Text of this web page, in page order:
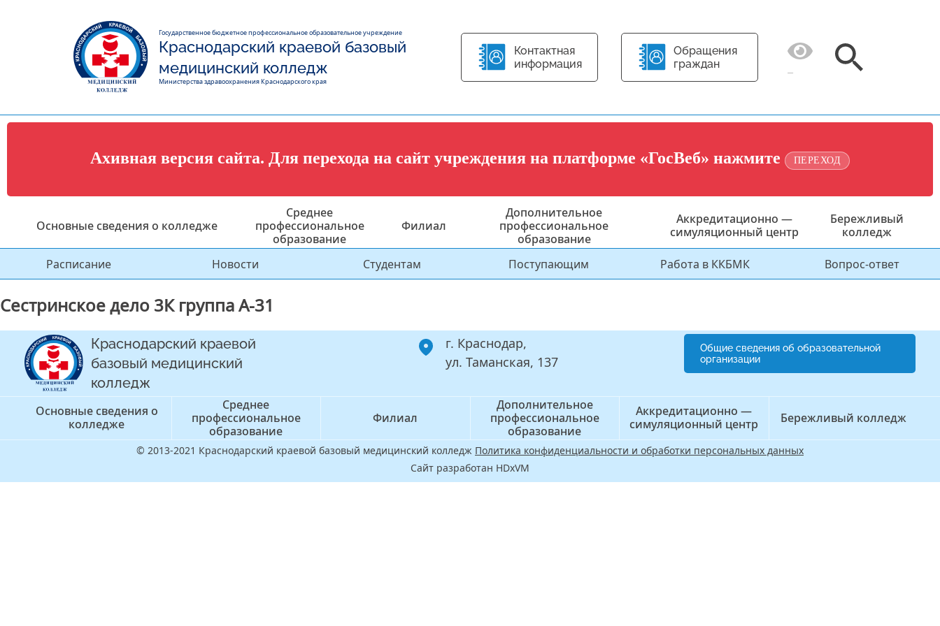
Государственное бюджетное профессиональное образовательное учреждение
Краснодарский краевой базовый
медицинский колледж
Министерства здравоохранения Краснодарского края
Контактная
информация
Обращения
граждан
Ахивная версия сайта. Для перехода на сайт учреждения на платформе «ГосВеб» нажмите ПЕРЕХОД
Основные сведения о колледже
Среднее
профессиональное
образование
Филиал
Дополнительное
профессиональное
образование
Аккредитационно —
симуляционный центр
Бережливый
колледж
Расписание Новости Студентам Поступающим Работа в ККБМК Вопрос-ответ
Сестринское дело 3К группа А-31
Краснодарский краевой
базовый медицинский
колледж
г. Краснодар,
ул. Таманская, 137
Общие сведения об образовательной
организации
Основные сведения о
колледже
Среднее
профессиональное
образование
Филиал
Дополнительное
профессиональное
образование
Аккредитационно —
симуляционный центр
Бережливый колледж
© 2013-2021 Краснодарский краевой базовый медицинский колледж Политика конфиденциальности и обработки персональных данных
Сайт разработан HDxVM